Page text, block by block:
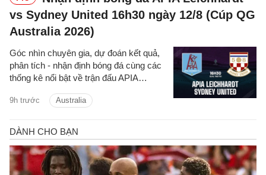
vs Sydney United 16h30 ngày 12/8 (Cúp QG
Australia 2026)
9h trước Australia
Góc nhìn chuyên gia, dự đoán kết quả,
phân tích - nhận định bóng đá cùng các
thống kê nổi bật về trận đấu APIA
gia Australia hôm nay.